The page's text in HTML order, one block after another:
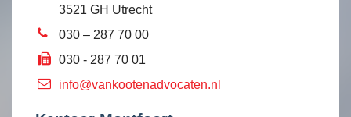
3521 GH Utrecht
030 – 287 70 00
030 - 287 70 01
info@vankootenadvocaten.nl